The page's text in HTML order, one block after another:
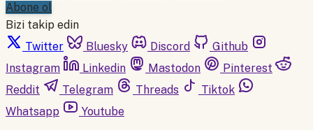
Abone ol
Bizi takip edin
Twitter
Bluesky Discord
Github
Instagram
Linkedin Mastodon
Pinterest
Reddit
Telegram Threads
Tiktok
Whatsapp
Youtube